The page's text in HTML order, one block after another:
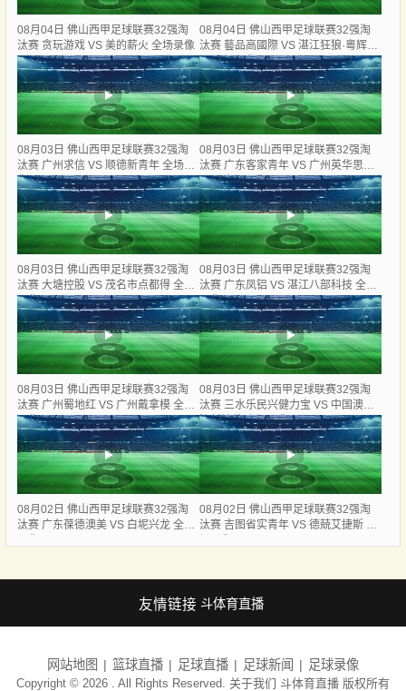
08月04日 佛山西甲足球联赛32强淘
汰赛 贪玩游戏 VS 美的薪火 全场录像
08月04日 佛山西甲足球联赛32强淘
汰赛 藝品高國際 VS 湛江狂狼·粵辉能
源 全场录像
08月03日 佛山西甲足球联赛32强淘
汰赛 广州求信 VS 顺德新青年 全场录
像
08月03日 佛山西甲足球联赛32强淘
汰赛 广东客家青年 VS 广州英华思力
U17 全场录像
08月03日 佛山西甲足球联赛32强淘
汰赛 大塘控股 VS 茂名市点都得 全场
录像
08月03日 佛山西甲足球联赛32强淘
汰赛 广东凤铝 VS 湛江八部科技 全场
录像
08月03日 佛山西甲足球联赛32强淘
汰赛 广州蜀地红 VS 广州戴拿模 全场
录像
08月03日 佛山西甲足球联赛32强淘
汰赛 三水乐民兴健力宝 VS 中国澳门
澳科精英 全场录像
08月02日 佛山西甲足球联赛32强淘
汰赛 广东葆德澳美 VS 白坭兴龙 全场
08月02日 佛山西甲足球联赛32强淘
汰赛 吉图省实青年 VS 德兢艾捷斯 全
友情链接 斗体育直播
网站地图 篮球直播 足球直播 足球新闻 足球录像
Copyright © 2026 . All Rights Reserved. 关于我们 斗体育直播 版权所有